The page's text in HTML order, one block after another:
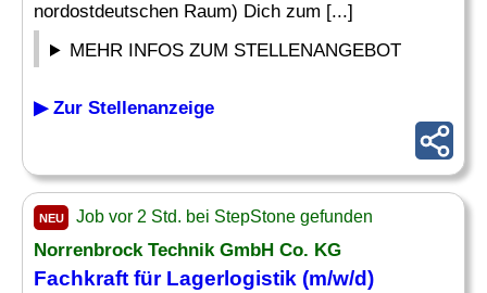
nordostdeutschen Raum) Dich zum [...]
MEHR INFOS ZUM STELLENANGEBOT
▶ Zur Stellenanzeige
NEU Job vor 2 Std. bei StepStone gefunden
Norrenbrock Technik GmbH Co. KG
Fachkraft für Lagerlogistik (m/w/d)